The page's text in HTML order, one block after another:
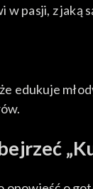
pasji, z jaką
edukuje